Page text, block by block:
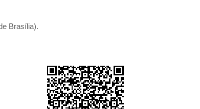
Brasília).